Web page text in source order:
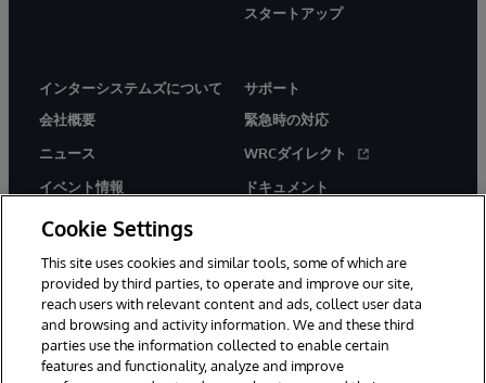
スタートアップ
インターシステムズについて
会社概要
ニュース
イベント情報
採用情報
サポート
緊急時の対応
WRCダイレクト
ドキュメント
Cookie Settings
This site uses cookies and similar tools, some of which are
provided by third parties, to operate and improve our site,
reach users with relevant content and ads, collect user data
and browsing and activity information. We and these third
parties use the information collected to enable certain
features and functionality, analyze and improve